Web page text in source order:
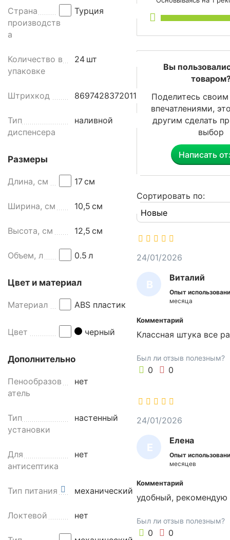
о
ы
п
р
д
а
з
а
е
д
я
с
а
щ
е
я
а
и
т
р
н
-
г
г
е
и
Страна
производств
а
Турция
Количество в
упаковке
24 шт
Штрихкод 8697428372011
Тип
диспенсера
наливной
Размеры
Длина, см 17см
Ширина, см 10,5 см
Высота, см 12,5 см
Объем, л 0.5 л
Цвет и материал
Материал ABS пластик
Цвет черный
Дополнительно
Пенообразов
атель
нет
Тип
установки
настенный
Для
антисептика
нет
Тип питания механический
Локтевой нет
Вы
Поделитесь
впечатлениями,
другим сделать
выбор
Написать
Сортировать по:
В
И
И
Й
Виталий
Опыт
месяца
24/01/2026
Комментарий
Классная штука все
Был ли отзыв полезным?
0 0
Е
Л
Н
Елена
Опыт
месяцев
24/01/2026
Комментарий
удобный, рекомендую
Был ли отзыв полезным?
0 0